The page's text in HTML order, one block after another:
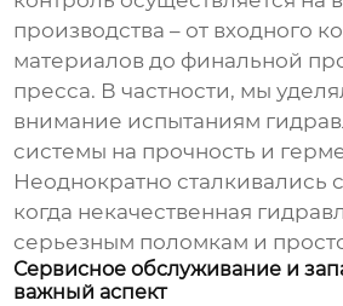
производства – от входного
материалов до финальной
пресса. В частности, мы
внимание испытаниям
системы на прочность и
Неоднократно сталкивались
когда некачественная
серьезным поломкам и
Сервисное обслуживание и
важный аспект